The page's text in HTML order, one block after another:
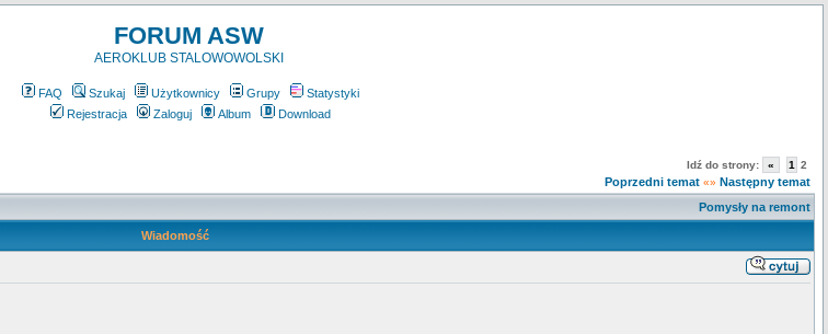
FORUM ASW
AEROKLUB STALOWOWOLSKI
FAQ Szukaj Użytkownicy Grupy
Statystyki
Rejestracja
Zaloguj Album Download
Idź do strony: « 1 2
Poprzedni temat «» Następny temat
Pomysły na remont
Wiadomość